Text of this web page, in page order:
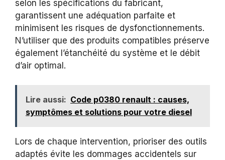
selon les spécifications du fabricant,
garantissent une adéquation parfaite et
minimisent les risques de dysfonctionnements.
N’utiliser que des produits compatibles préserve
également l’étanchéité du système et le débit
d’air optimal.
Lire aussi: Code p0380 renault : causes,
symptômes et solutions pour votre diesel
Lors de chaque intervention, prioriser des outils
adaptés évite les dommages accidentels sur